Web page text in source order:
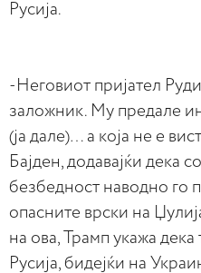
Русија.
-Неговиот пријател
заложник. Му предале
(ја дале)… а која не е
Бајден, додавајќи дека
безбедност наводно го
опасните врски на
на ова, Трамп укажа
Русија, бидејќи на